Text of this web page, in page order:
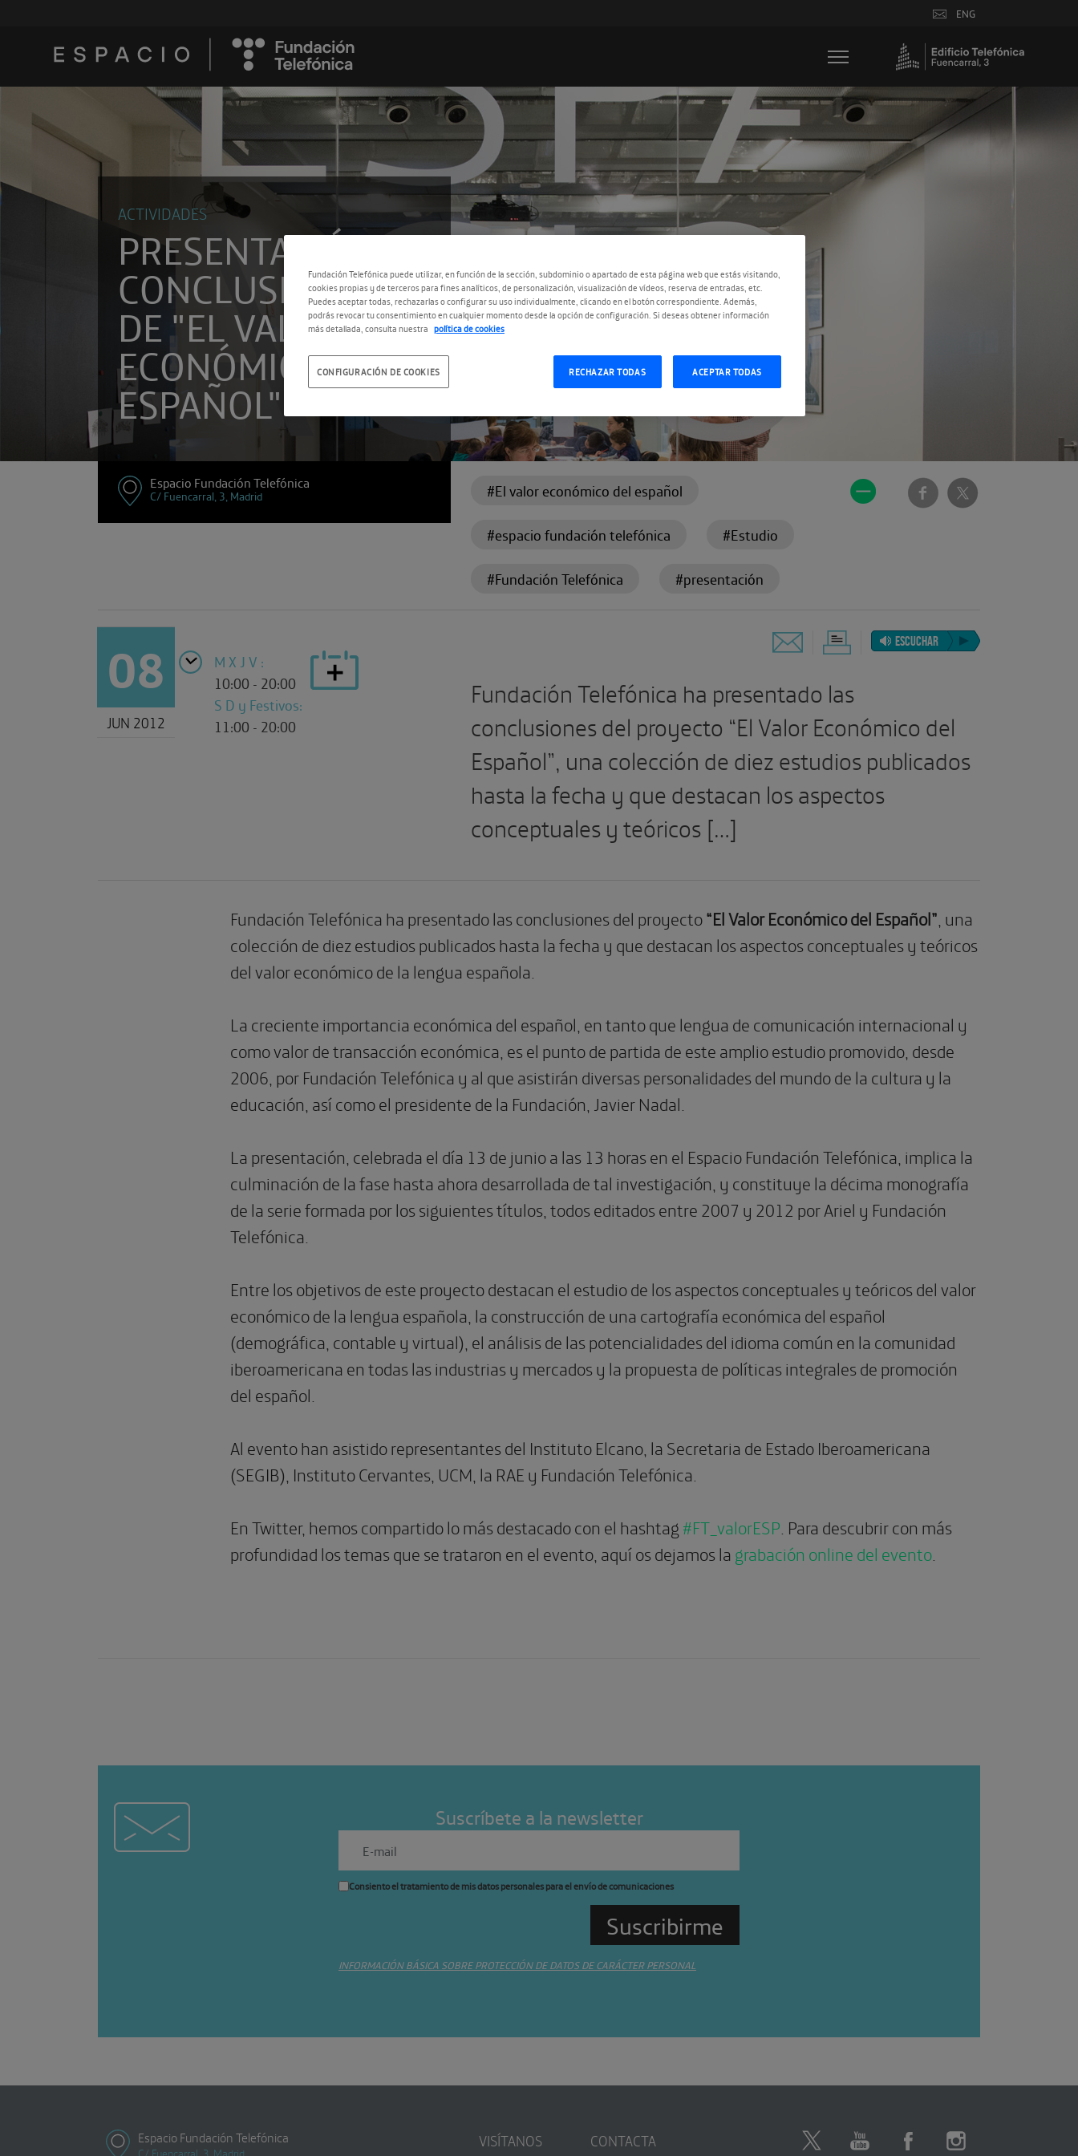
ENG
ACTIVIDADES
PRESENTACIÓN DE
CONCLUSIONES
DE "EL VALOR
ECONÓMICO DEL
ESPAÑOL"
Espacio Fundación Telefónica
C/ Fuencarral, 3, Madrid #El valor económico del español
#espacio fundación telefónica #Estudio
#Fundación Telefónica #presentación
08
JUN 2012
M X J V :
10:00 - 20:00
S D y Festivos:
11:00 - 20:00
ESCUCHAR
Fundación Telefónica ha presentado las
conclusiones del proyecto “El Valor Económico del
Español”, una colección de diez estudios publicados
hasta la fecha y que destacan los aspectos
conceptuales y teóricos […]
Fundación Telefónica ha presentado las conclusiones del proyecto“El Valor Económico del Español” , una
colección de diez estudios publicados hasta la fecha y que destacan los aspectos conceptuales y teóricos
del valor económico de la lengua española.
La creciente importancia económica del español, en tanto que lengua de comunicación internacional y
como valor de transacción económica, es el punto de partida de este amplio estudio promovido, desde
2006, por Fundación Telefónica y al que asistirán diversas personalidades del mundo de la cultura y la
educación, así como el presidente de la Fundación, Javier Nadal.
La presentación, celebrada el día 13 de junio a las 13 horas en el Espacio Fundación Telefónica, implica la
culminación de la fase hasta ahora desarrollada de tal investigación, y constituye la décima monografía
de la serie formada por los siguientes títulos, todos editados entre 2007 y 2012 por Ariel y Fundación
Telefónica.
Entre los objetivos de este proyecto destacan el estudio de los aspectos conceptuales y teóricos del valor
económico de la lengua española, la construcción de una cartografía económica del español
(demográfica, contable y virtual), el análisis de las potencialidades del idioma común en la comunidad
iberoamericana en todas las industrias y mercados y la propuesta de políticas integrales de promoción
del español.
Al evento han asistido representantes del Instituto Elcano, la Secretaria de Estado Iberoamericana
(SEGIB), Instituto Cervantes, UCM, la RAE y Fundación Telefónica.
En Twitter, hemos compartido lo más destacado con el hashtag#FT_valorESP . Para descubrir con más
profundidad los temas que se trataron en el evento, aquí os dejamos la grabación online del evento
Suscríbete a la newsletter
Consiento el tratamiento de mis datos personales para el envío de comunicaciones
INFORMACIÓN BÁSICA SOBRE PROTECCIÓN DE DATOS DE CARÁCTER PERSONAL
Espacio Fundación Telefónica
C/ Fuencarral, 3, Madrid
VISÍTANOS
CONTACTA
Fundación Telefónica puede utilizar, en función de la sección, subdominio o apartado de esta página web que estás visitando,
cookies propias y de terceros para fines analíticos, de personalización, visualización de vídeos, reserva de entradas, etc.
Puedes aceptar todas, rechazarlas o configurar su uso individualmente, clicando en el botón correspondiente. Además,
podrás revocar tu consentimiento en cualquier momento desde la opción de configuración. Si deseas obtener información
más detallada, consulta nuestra política de cookies
RECHAZAR TODAS ACEPTAR TODAS
CONFIGURACIÓN DE COOKIES